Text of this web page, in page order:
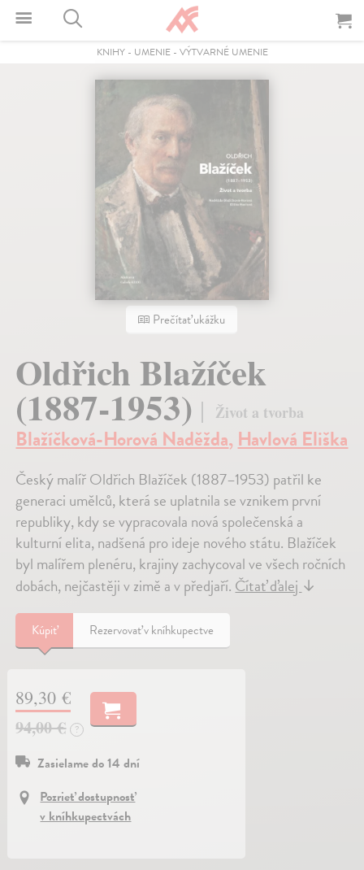
KNIHY- UMENIE- VÝTVARNÉ UMENIE
Prečítať ukážku
Oldřich Blažíček
(1887-1953) Život a tvorba
Blažíčková-Horová Naděžda, Havlová Eliška
Český malíř Oldřich Blažíček (1887–1953) patřil ke
generaci umělců, která se uplatnila se vznikem první
republiky, kdy se vypracovala nová společenská a
kulturní elita, nadšená pro ideje nového státu. Blažíček
byl malířem plenéru, krajiny zachycoval ve všech ročních
dobách, nejčastěji v zimě a v předjaří. Čítať ďalej ↓
Kúpiť Rezervovať v kníhkupectve
89,30 €
94,00 €
?
Zasielame do 14 dní
Pozrieť dostupnosť
v kníhkupectvách